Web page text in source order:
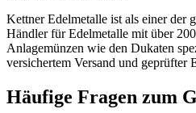
Kettner Edelmetalle ist als einer der
Händler für Edelmetalle mit über
Anlagemünzen wie den Dukaten
versichertem Versand und geprüfter
Häufige Fragen zum